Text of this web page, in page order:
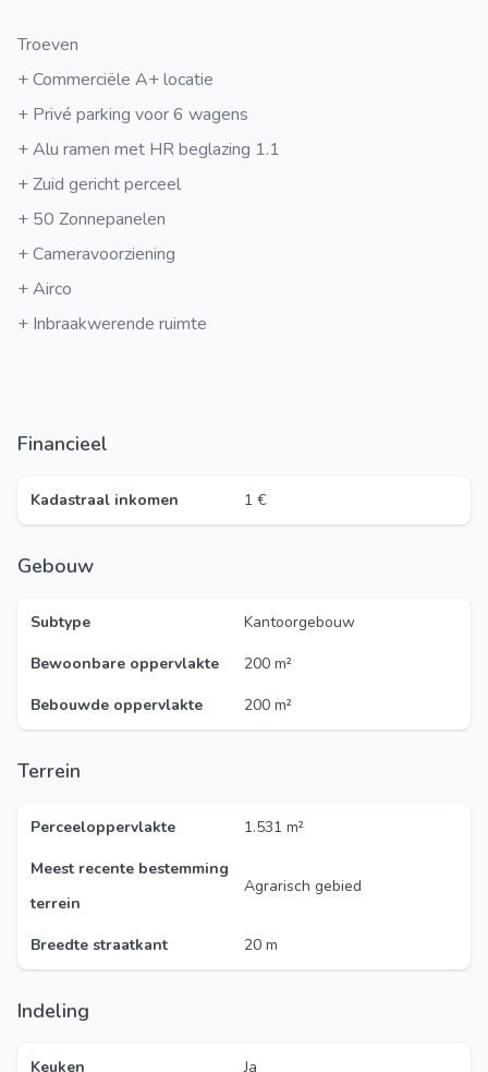
Troeven
+ Commerciële A+ locatie
+ Privé parking voor 6 wagens
+ Alu ramen met HR beglazing 1.1
+ Zuid gericht perceel
+ 50 Zonnepanelen
+ Cameravoorziening
+ Airco
+ Inbraakwerende ruimte
Financieel
Kadastraal inkomen 1 €
Gebouw
Subtype
Kantoorgebouw
Bewoonbare oppervlakte
200 m²
Bebouwde oppervlakte
200 m²
Terrein
Perceeloppervlakte
1.531 m²
Meest recente bestemming
terrein
Agrarisch gebied
Breedte straatkant 20 m
Indeling
Keuken Ja